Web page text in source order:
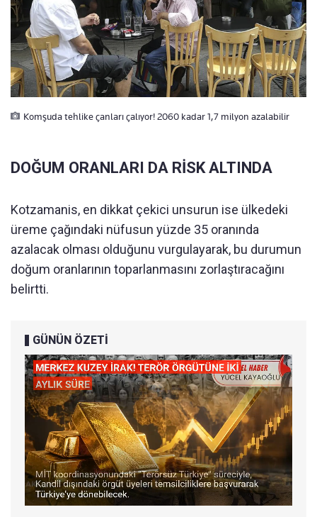
Komşuda tehlike çanları çalıyor! 2060 kadar 1,7 milyon azalabilir
DOĞUM ORANLARI DA RİSK ALTINDA
Kotzamanis, en dikkat çekici unsurun ise ülkedeki
üreme çağındaki nüfusun yüzde 35 oranında
azalacak olması olduğunu vurgulayarak, bu durumun
doğum oranlarının toparlanmasını zorlaştıracağını
belirtti.
GÜNÜN ÖZETİ